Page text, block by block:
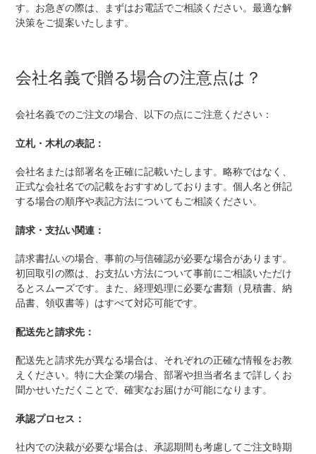
す。お急ぎの際は、まずはお電話でご相談ください。最適な解
決策をご提案いたします。
会社名義で贈る場合の注意点は？
会社名義でのご注文の場合、以下の点にご注意ください：
立札・木札の表記：
会社名または部署名を正確に記載いたします。略称ではなく、
正式な会社名での記載をおすすめしております。個人名と併記
する場合の順序や表記方法についてもご相談ください。
請求・支払い関連：
請求書払いの場合、事前の与信確認が必要な場合があります。
初回取引の際は、お支払い方法について事前にご相談いただけ
るとスムーズです。また、経理処理に必要な書類（見積書、納
品書、領収書等）はすべて対応可能です。
配送先と請求先：
配送先と請求先が異なる場合は、それぞれの正確な情報をお教
えください。特に大企業の場合、部署や担当者名まで詳しくお
聞かせいただくことで、確実なお届けが可能になります。
承認プロセス：
社内での決裁が必要な場合は、承認期間も考慮してご注文時期